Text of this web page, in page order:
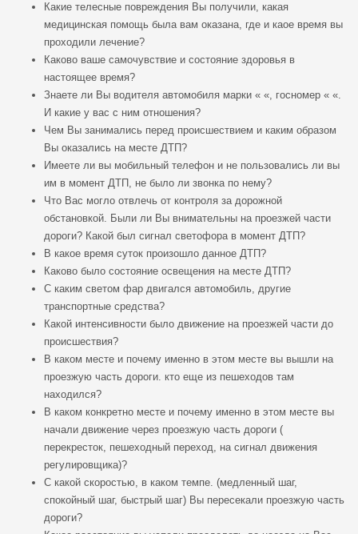
Какие телесные повреждения Вы получили, какая
медицинская помощь была вам оказана, где и каое время вы
проходили лечение?
Каково ваше самочувствие и состояние здоровья в
настоящее время?
Знаете ли Вы водителя автомобиля марки « «, госномер « «.
И какие у вас с ним отношения?
Чем Вы занимались перед происшествием и каким образом
Вы оказались на месте ДТП?
Имеете ли вы мобильный телефон и не пользовались ли вы
им в момент ДТП, не было ли звонка по нему?
Что Вас могло отвлечь от контроля за дорожной
обстановкой. Были ли Вы внимательны на проезжей части
дороги? Какой был сигнал светофора в момент ДТП?
В какое время суток произошло данное ДТП?
Каково было состояние освещения на месте ДТП?
С каким светом фар двигался автомобиль, другие
транспортные средства?
Какой интенсивности было движение на проезжей части до
происшествия?
В каком месте и почему именно в этом месте вы вышли на
проезжую часть дороги. кто еще из пешеходов там
находился?
В каком конкретно месте и почему именно в этом месте вы
начали движение через проезжую часть дороги (
перекресток, пешеходный переход, на сигнал движения
регулировщика)?
С какой скоростью, в каком темпе. (медленный шаг,
спокойный шаг, быстрый шаг) Вы пересекали проезжую часть
дороги?